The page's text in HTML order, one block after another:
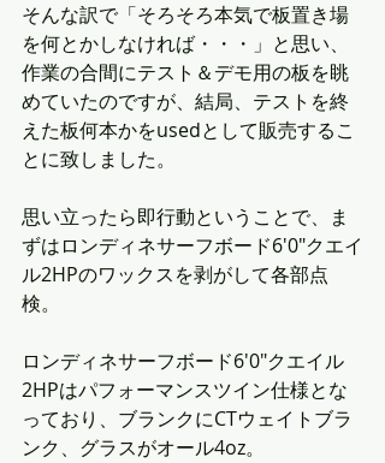
そんな訳で「そろそろ本気で板置き場
を何とかしなければ・・・」と思い、
作業の合間にテスト＆デモ用の板を眺
めていたのですが、結局、テストを終
えた板何本かをusedとして販売するこ
とに致しました。
思い立ったら即行動ということで、ま
ずはロンディネサーフボード6'0"クエイ
ル2HPのワックスを剥がして各部点
検。
ロンディネサーフボード6'0"クエイル
2HPはパフォーマンスツイン仕様とな
っており、ブランクにCTウェイトブラ
ンク、グラスがオール4oz。